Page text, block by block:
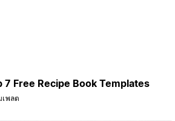
7 Free Recipe Book Templates
เพลต